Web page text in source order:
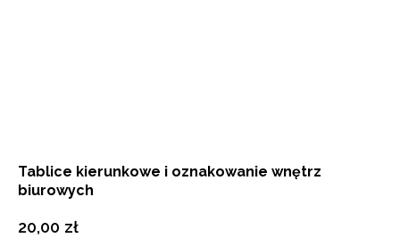
Tablice kierunkowe i oznakowanie wnętrz
biurowych
20,00 zł